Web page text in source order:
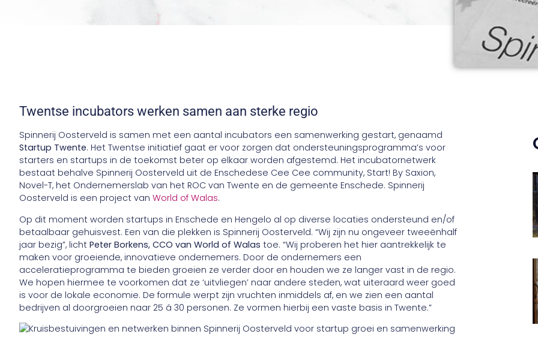
Twentse incubators werken samen aan sterke regio
Spinnerij Oosterveld is samen met een aantal incubators een samenwerking gestart, genaamd
Startup Twente. Het Twentse initiatief gaat er voor zorgen dat ondersteuningsprogramma’s voor
starters en startups in de toekomst beter op elkaar worden afgestemd. Het incubatornetwerk
bestaat behalve Spinnerij Oosterveld uit de Enschedese Cee Cee community, Start! By Saxion,
Novel-T, het Ondernemerslab van het ROC van Twente en de gemeente Enschede. Spinnerij
Oosterveld is een project vanWorld of Walas.
Op dit moment worden startups in Enschede en Hengelo al op diverse locaties ondersteund en/of
betaalbaar gehuisvest. Een van die plekken is Spinnerij Oosterveld. “Wij zijn nu ongeveer tweeënhalf
jaar bezig”, lichtPeter Borkens, CCO van World of Walas toe. “Wij proberen het hier aantrekkelijk te
maken voor groeiende, innovatieve ondernemers. Door de ondernemers een
acceleratieprogramma te bieden groeien ze verder door en houden we ze langer vast in de regio.
We hopen hiermee te voorkomen dat ze ‘uitvliegen’ naar andere steden, wat uiteraard weer goed
is voor de lokale economie. De formule werpt zijn vruchten inmiddels af, en we zien een aantal
bedrijven al doorgroeien naar 25 á 30 personen. Ze vormen hierbij een vaste basis in Twente.”